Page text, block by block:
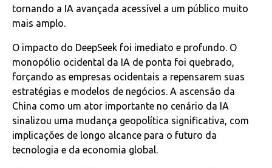
tornando a IA avançada acessível a um público muito
mais amplo.
O impacto do DeepSeek foi imediato e profundo. O
monopólio ocidental da IA de ponta foi quebrado,
forçando as empresas ocidentais a repensarem suas
estratégias e modelos de negócios. A ascensão da
China como um ator importante no cenário da IA
sinalizou uma mudança geopolítica significativa, com
implicações de longo alcance para o futuro da
tecnologia e da economia global.